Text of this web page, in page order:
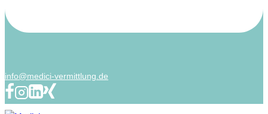
info@medici-vermittlung.de